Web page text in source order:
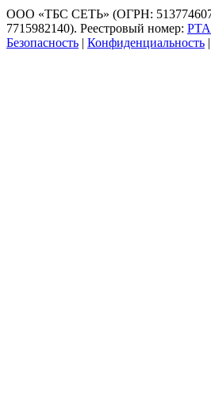
ООО «ТБС СЕТЬ» (ОГРН:
7715982140). Реестровый номер: РТА
Безопасность | Конфиденциальность |